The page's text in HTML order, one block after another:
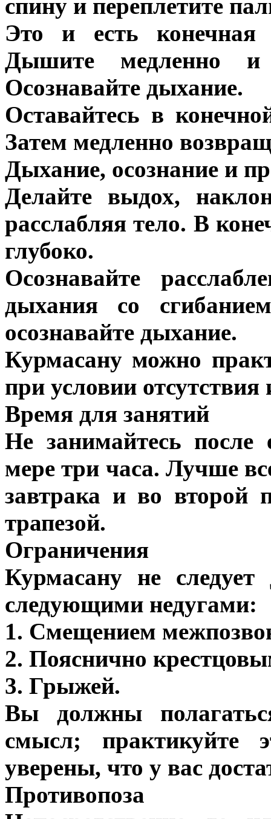
спину и переплетите
Это и есть конечная
Дышите медленно и
Осознавайте дыхание.
Оставайтесь в
Затем медленно
Дыхание, осознание и
Делайте выдох,
расслабляя тело. В
глубоко.
Осознавайте
дыхания со
осознавайте дыхание.
Курмасану можно
при условии
Время для занятий
Не занимайтесь
мере три часа. Лучше
завтрака и во второй
трапезой.
Ограничения
Курмасану не
следующими недугами:
1. Смещением
2. Пояснично
3. Грыжей.
Вы должны
смысл; практикуйте
уверены, что у вас
Противопоза